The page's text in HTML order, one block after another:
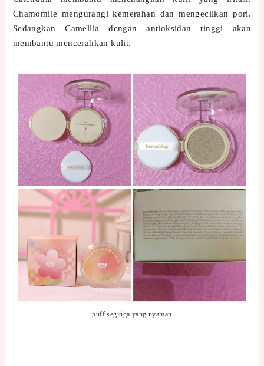
Chamomile mengurangi kemerahan dan mengecilkan pori.
Sedangkan Camellia dengan antioksidan tinggi akan
membantu mencerahkan kulit.
puff segitiga yang nyaman